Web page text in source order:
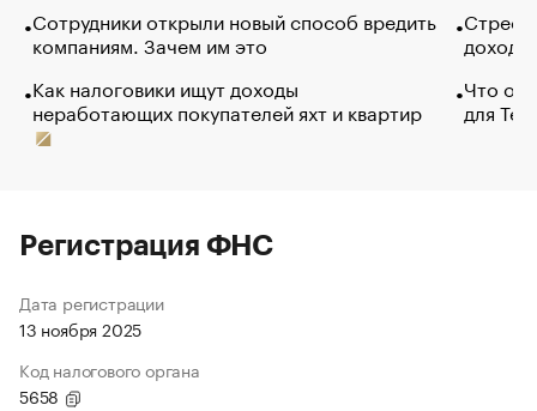
Сотрудники открыли новый способ вредить
компаниям. Зачем им это
Как налоговики ищут доходы
неработающих покупателей яхт и квартир
Что
для
Регистрация ФНС
Дата регистрации
13 ноября 2025
Код налогового органа
5658